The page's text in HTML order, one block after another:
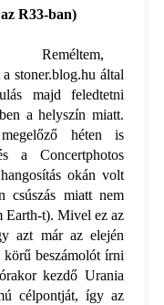
R33-ban)
Reméltem,
stoner.blog.hu által
majd feledtetni
a helyszín miatt.
héten is
a Concertphotos
okán volt
csúszás miatt nem
Earth-t). Mivel ez az
azt már az elején
beszámolót írni
kezdő Urania
célpontját, így az